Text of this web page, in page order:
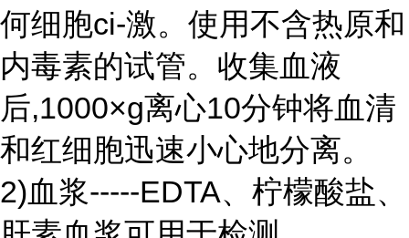
何细胞ci-激。使用不含热原和
内毒素的试管。收集血液
后,1000×g离心10分钟将血清
和红细胞迅速小心地分离。
2)血浆-----EDTA、柠檬酸盐、